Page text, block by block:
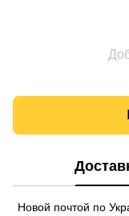
Новой почтой по